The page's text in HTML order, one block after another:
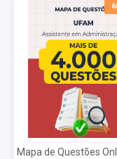
Mapa de Questões